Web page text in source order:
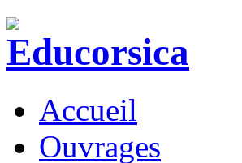
Accueil
Ouvrages